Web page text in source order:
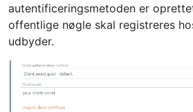
autentificeringsmetoden er
offentlige nøgle skal registreres
udbyder.